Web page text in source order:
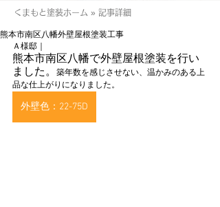
くまもと塗装ホーム » 記事詳細
熊本市南区八幡外壁屋根塗装工事
Ａ様邸｜
熊本市南区八幡で外壁屋根塗装を行い
ました。
築年数を感じさせない、温かみのある上
品な仕上がりになりました。
外壁色：22-75D